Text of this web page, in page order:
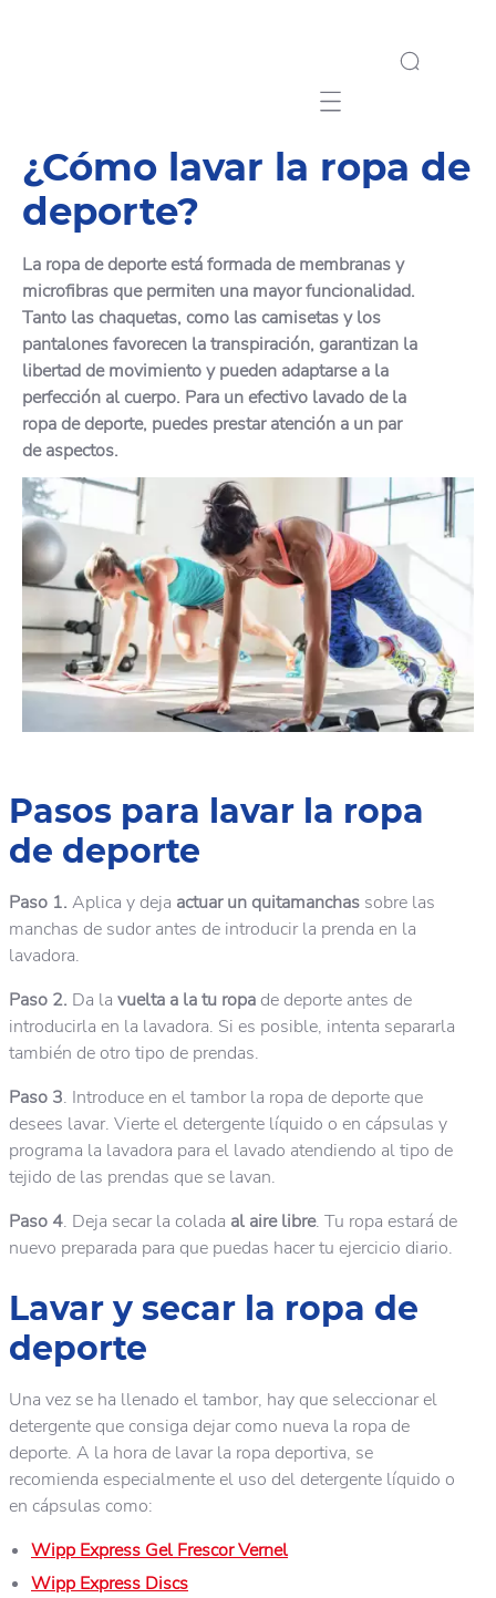
Mobile navigation
¿Cómo lavar la ropa de
deporte?
La ropa de deporte está formada de membranas y
microfibras que permiten una mayor funcionalidad.
Tanto las chaquetas, como las camisetas y los
pantalones favorecen la transpiración, garantizan la
libertad de movimiento y pueden adaptarse a la
perfección al cuerpo. Para un efectivo lavado de la
ropa de deporte, puedes prestar atención a un par
de aspectos.
Pasos para lavar la ropa
de deporte
Paso 1. Aplica y deja actuar un quitamanchas sobre las
manchas de sudor antes de introducir la prenda en la
lavadora.
Paso 2. Da la vuelta a la tu ropa de deporte antes de
introducirla en la lavadora. Si es posible, intenta separarla
también de otro tipo de prendas.
Paso 3. Introduce en el tambor la ropa de deporte que
desees lavar. Vierte el detergente líquido o en cápsulas y
programa la lavadora para el lavado atendiendo al tipo de
tejido de las prendas que se lavan.
Paso 4. Deja secar la colada al aire libre. Tu ropa estará de
nuevo preparada para que puedas hacer tu ejercicio diario.
Lavar y secar la ropa de
deporte
Una vez se ha llenado el tambor, hay que seleccionar el
detergente que consiga dejar como nueva la ropa de
deporte. A la hora de lavar la ropa deportiva, se
recomienda especialmente el uso del detergente líquido o
en cápsulas como:
Wipp Express Gel Frescor Vernel
Wipp Express Discs